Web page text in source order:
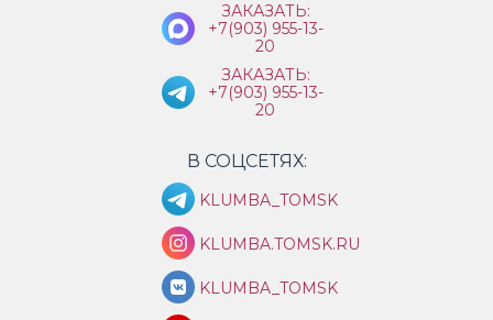
ЗАКАЗАТЬ:
+7(903) 955-13-
20
ЗАКАЗАТЬ:
+7(903) 955-13-
20
В СОЦСЕТЯХ:
KLUMBA_TOMSK
KLUMBA.TOMSK.RU
KLUMBA_TOMSK